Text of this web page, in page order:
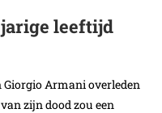
leeftijd
Giorgio Armani overleden
zijn dood zou een